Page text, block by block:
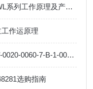
意大利ATOS阿托斯压力阀DHWL系列工作原理及产品介绍
作运原理
HYDAC流量开关HFS 2156-1W-0020-0060-7-B-1-000说明书
选购指南